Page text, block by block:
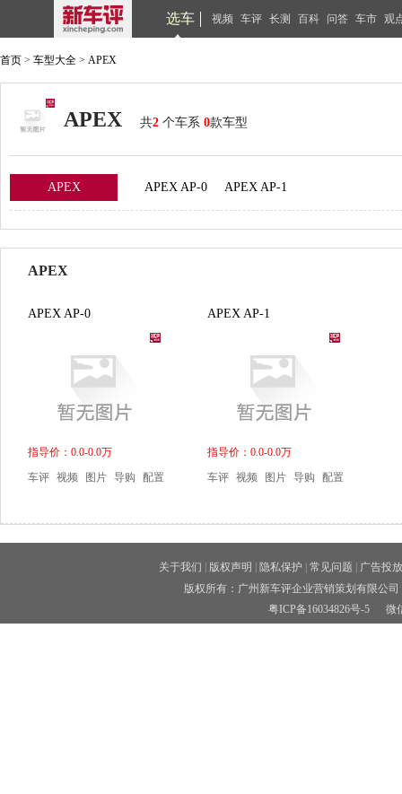
选车 视频 车评 长测 百科 问答 车市 观
首页 > 车型大全 > APEX
APEX 共2 个车系 0款车型
APEX APEX AP-0 APEX AP-1
APEX
APEX AP-0
指导价：0.0-0.0万
车评 视频 图片 导购 配置
APEX AP-1
指导价：0.0-0.0万
车评 视频 图片 导购 配置
关于我们 版权声明 隐私保护 常见问题
广告投放
版权所有：广州新车评企业营销策划有限公
粤ICP备16034826号-5微信